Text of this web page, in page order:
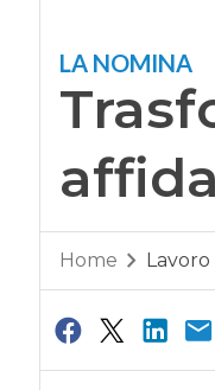
LA NOMINA
Home